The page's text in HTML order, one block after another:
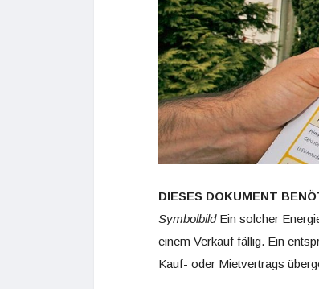
DIESES DOKUMENT
SymbolbildEin solcher
einem Verkauf fällig. Ein
Kauf- oder Mietvertrags